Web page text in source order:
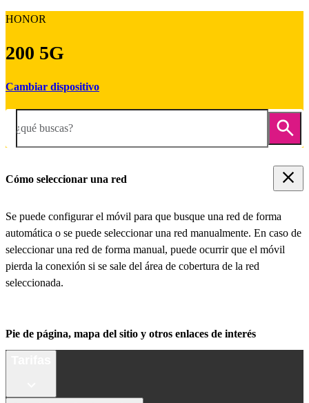
HONOR
200 5G
Cambiar dispositivo
¿qué buscas?
Cómo seleccionar una red
Se puede configurar el móvil para que busque una red de forma
automática o se puede seleccionar una red manualmente. En caso de
seleccionar una red de forma manual, puede ocurrir que el móvil
pierda la conexión si se sale del área de cobertura de la red
seleccionada.
Pie de página, mapa del sitio y otros enlaces de interés